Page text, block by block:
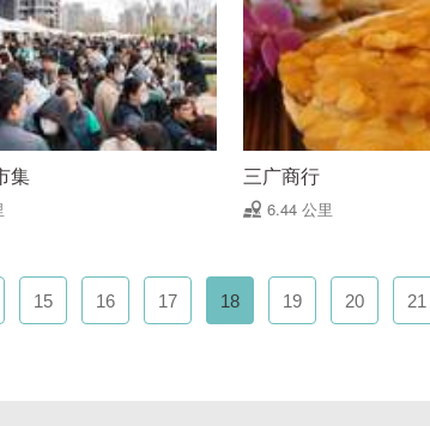
集 三广商行
6.44 公里
15 16 17 18 19 20 21